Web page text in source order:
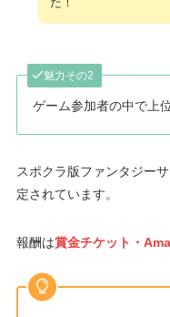
魅力その2
ゲーム参加者の中で上
スポクラ版ファンタジー
定されています。
報酬は賞金チケット・